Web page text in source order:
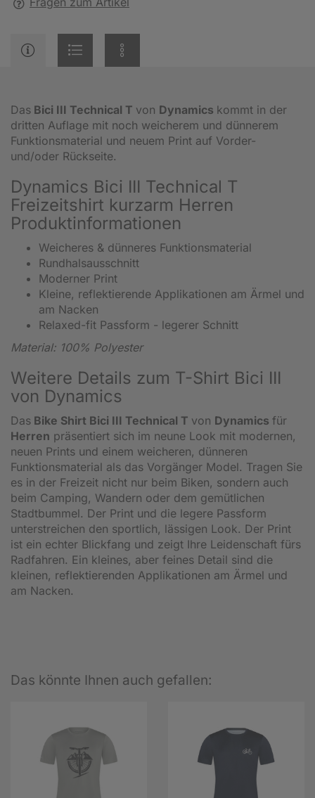
Das Bici III Technical T von Dynamics kommt in der
dritten Auflage mit noch weicherem und dünnerem
Funktionsmaterial und neuem Print auf Vorder-
und/oder Rückseite.
Dynamics Bici III Technical T
Freizeitshirt kurzarm Herren
Produktinformationen
Weicheres & dünneres Funktionsmaterial
Rundhalsausschnitt
Moderner Print
Kleine, reflektierende Applikationen am Ärmel und
am Nacken
Relaxed-fit Passform - legerer Schnitt
Material: 100% Polyester
Weitere Details zum T-Shirt Bici III
von Dynamics
Das Bike Shirt Bici III Technical T von Dynamics für
Herren präsentiert sich im neune Look mit modernen,
neuen Prints und einem weicheren, dünneren
Funktionsmaterial als das Vorgänger Model. Tragen Sie
es in der Freizeit nicht nur beim Biken, sondern auch
beim Camping, Wandern oder dem gemütlichen
Stadtbummel. Der Print und die legere Passform
unterstreichen den sportlich, lässigen Look. Der Print
ist ein echter Blickfang und zeigt Ihre Leidenschaft fürs
Radfahren. Ein kleines, aber feines Detail sind die
kleinen, reflektierenden Applikationen am Ärmel und
am Nacken.
Das könnte Ihnen auch gefallen: